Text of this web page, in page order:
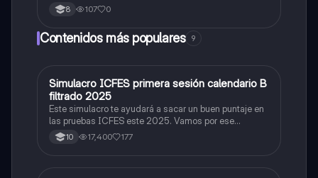
8 107 0
Contenidos más populares 9
ICFES: Matemáticas
Simulacro ICFES primera sesión calendario B
filtrado 2025
Este simulacro te ayudará a sacar un buen puntaje en
las pruebas ICFES este 2025. Vamos por ese
500/500. Y poder ser admitido en la universidad que
quieras, estudiar la carrera que quieres y no la que te
10 17,400 177